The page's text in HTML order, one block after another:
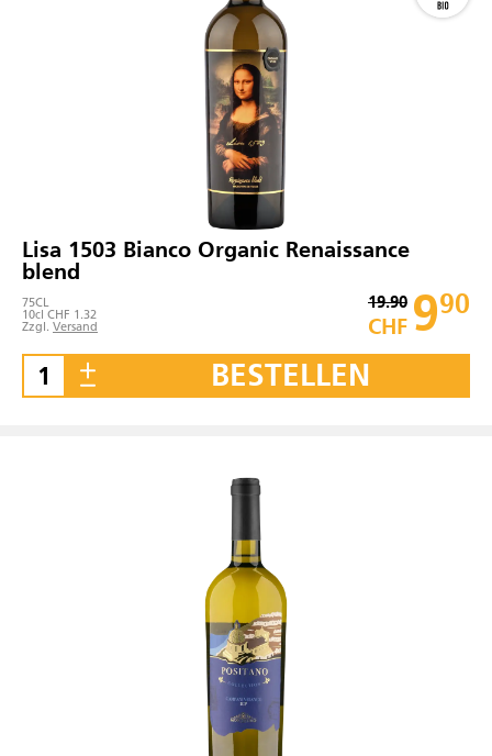
Lisa 1503 Bianco Organic Renaissance
blend
75CL
10cl CHF 1.32
Zzgl. Versand
19.90
CHF 990
BESTELLEN